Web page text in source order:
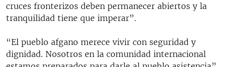
cruces fronterizos deben permanecer abiertos y la
tranquilidad tiene que imperar”.
“El pueblo afgano merece vivir con seguridad y
dignidad. Nosotros en la comunidad internacional